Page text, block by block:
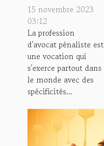
de la
profession
d'avocat
pénaliste
15 novembre 2023
03:12
La profession
d'avocat pénaliste est
une vocation qui
s'exerce partout dans
le monde avec des
spécificités...